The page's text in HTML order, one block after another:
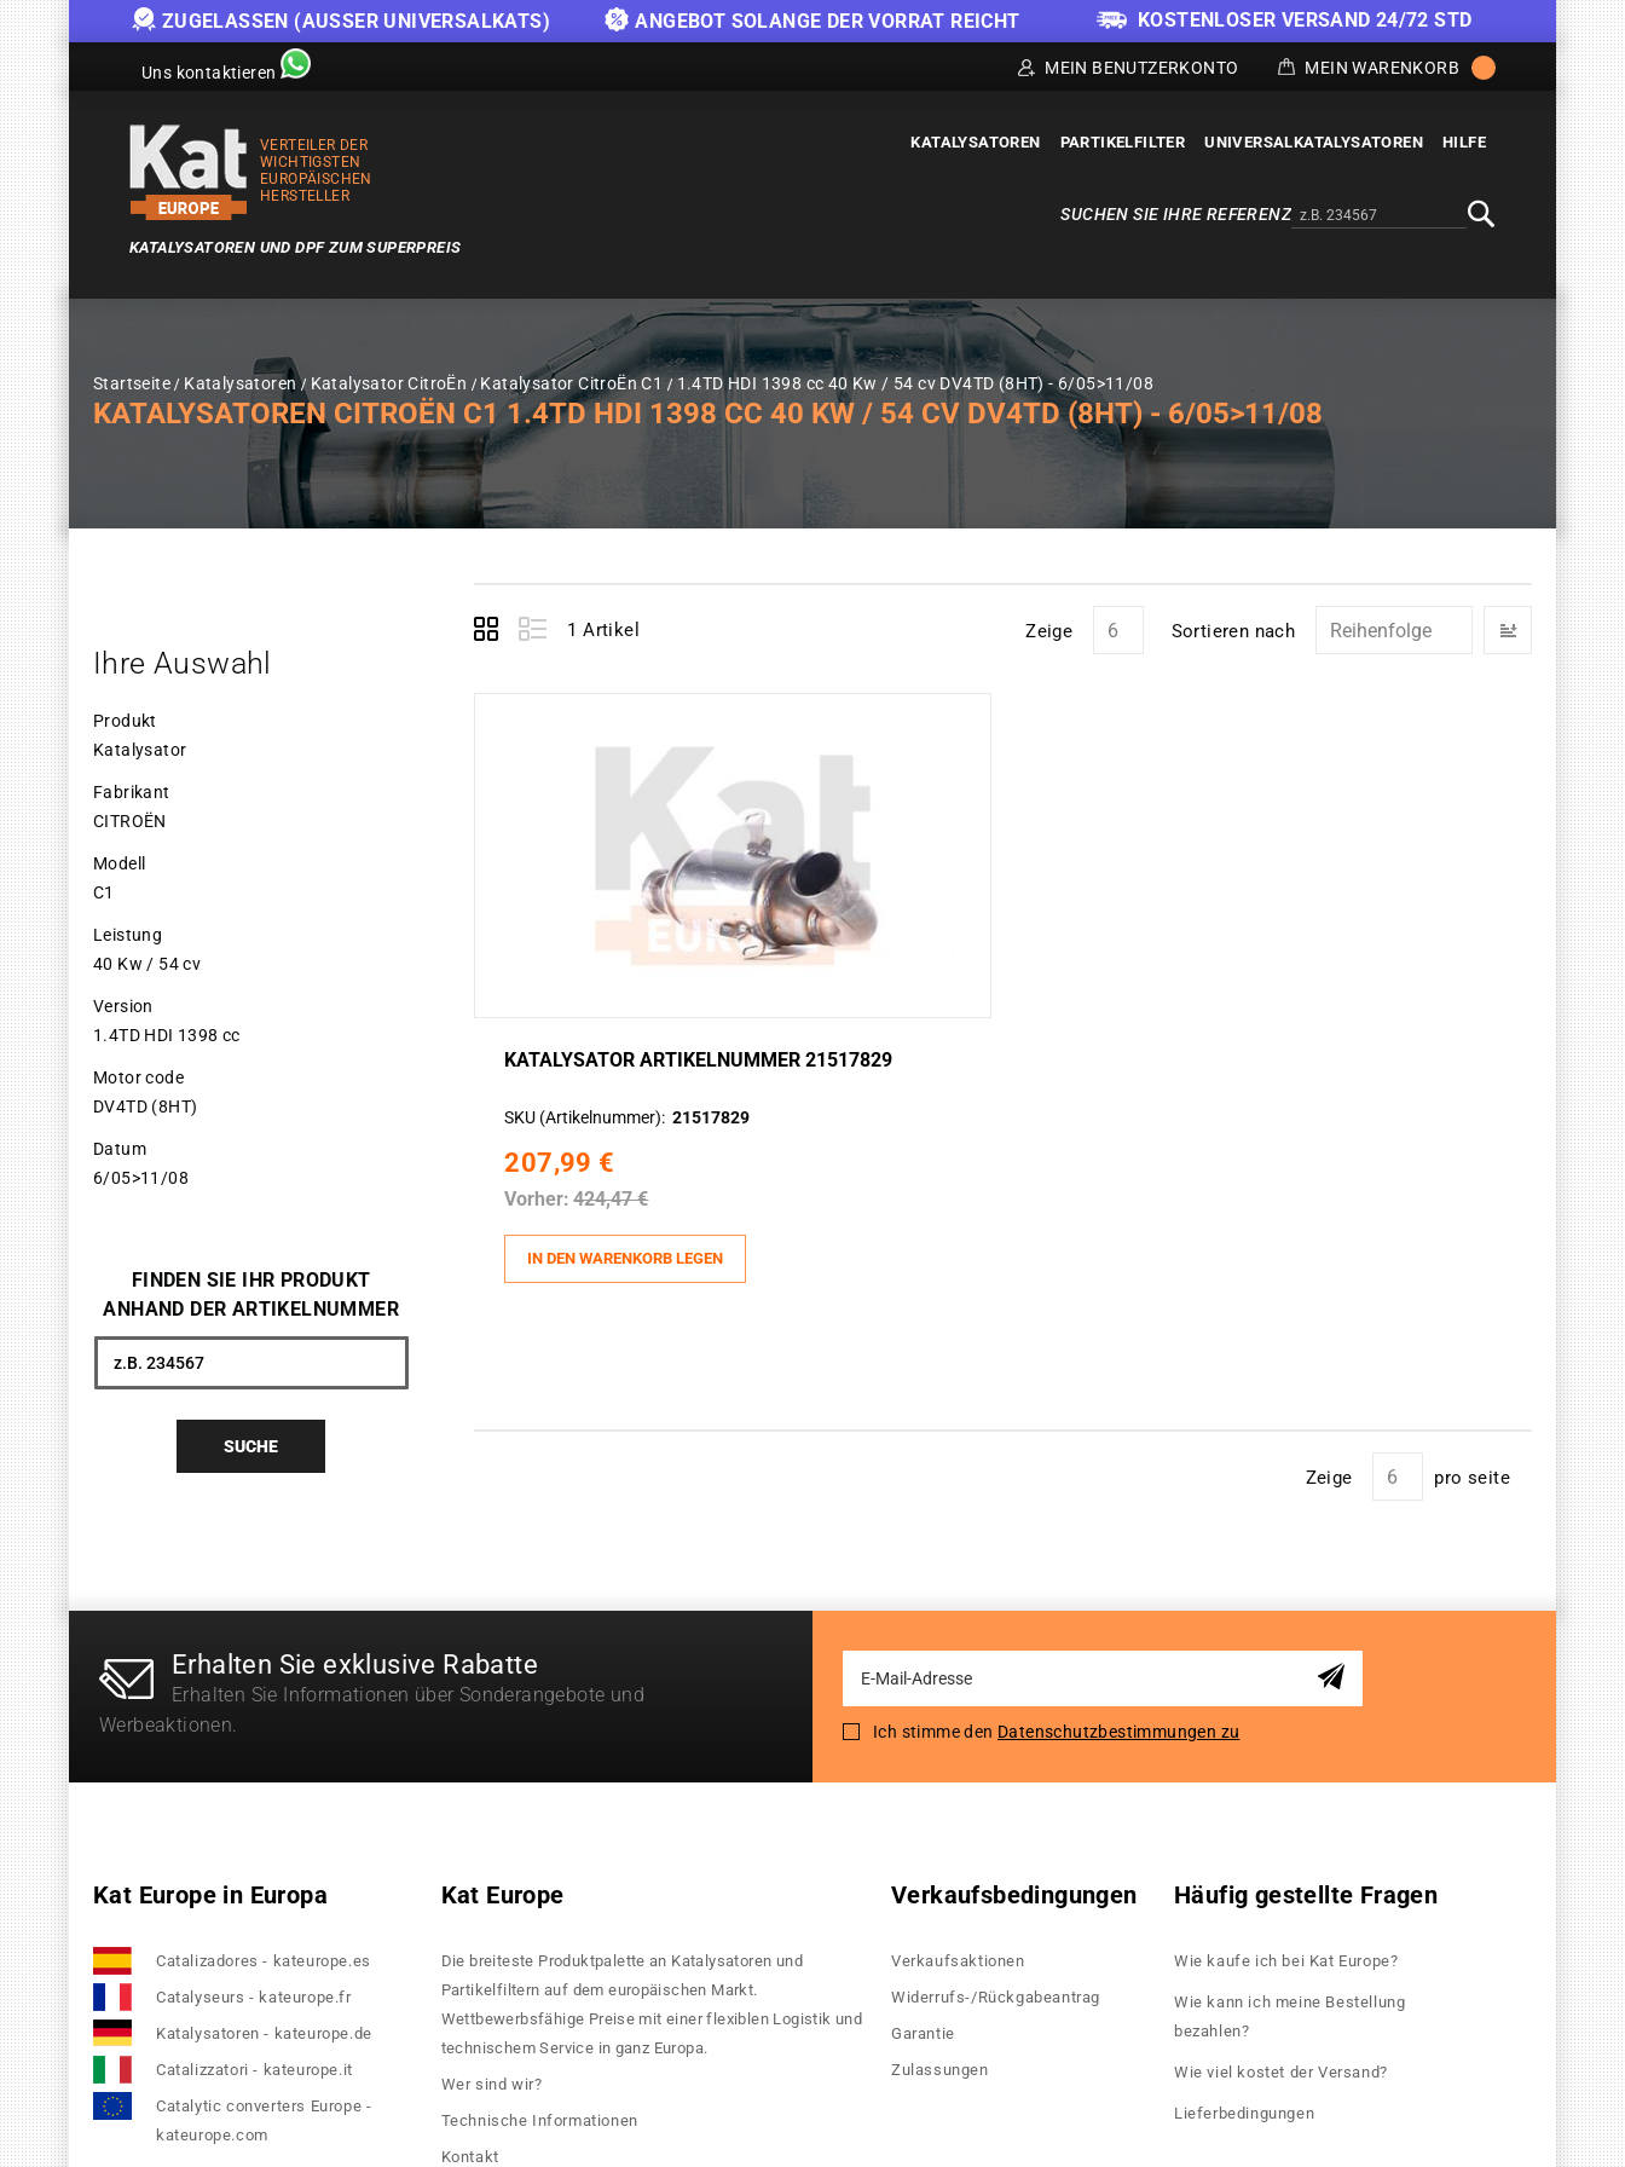
ZUGELASSEN (AUSSER UNIVERSALKATS) ANGEBOT SOLANGE DER VORRAT REICHT KOSTENLOSER VERSAND 24/72 STD
Uns kontaktieren MEIN BENUTZERKONTO MEIN WARENKORB
VERTEILER DER
WICHTIGSTEN
EUROPÄISCHEN
HERSTELLER
KATALYSATOREN UND DPF ZUM SUPERPREIS
KATALYSATOREN PARTIKELFILTER UNIVERSALKATALYSATOREN HILFE
Alternativa a Doofinder
SUCHEN SIE IHRE REFERENZ
Startseite Katalysatoren Katalysator CitroËn Katalysator CitroËn C1 1.4TD HDI 1398 cc 40 Kw / 54 cv DV4TD (8HT) - 6/05>11/08
KATALYSATOREN CITROËN C1 1.4TD HDI 1398 CC 40 KW / 54 CV DV4TD (8HT) - 6/05>11/08
View
Grid Einstellen
1 Artikel Zeige Sortieren nach
KATALYSATOR ARTIKELNUMMER 21517829
SKU (Artikelnummer) 21517829
207,99 €
Vorher: 424,47 €
IN DEN WARENKORB LEGEN
Zeige pro seite
Ihre Auswahl
Produkt
Katalysator
Fabrikant
CITROËN
Modell
C1
Leistung
40 Kw / 54 cv
Version
1.4TD HDI 1398 cc
Motor code
DV4TD (8HT)
Datum
6/05>11/08
FINDEN SIE IHR PRODUKT
ANHAND DER ARTIKELNUMMER
Suche
SUCHE
Erhalten Sie exklusive Rabatte
Erhalten Sie Informationen über Sonderangebote und
Werbeaktionen.
for
Newsletter:
Ich stimme den Datenschutzbestimmungen zu
Kat Europe in Europa
Catalizadores - kateurope.es
Catalyseurs - kateurope.fr
Katalysatoren - kateurope.de
Catalizzatori - kateurope.it
Catalytic converters Europe -
kateurope.com
Kat Europe
Die breiteste Produktpalette an Katalysatoren und
Partikelfiltern auf dem europäischen Markt.
Wettbewerbsfähige Preise mit einer flexiblen Logistik und
technischem Service in ganz Europa.
Wer sind wir?
Technische Informationen
Kontakt
Verkaufsbedingungen
Verkaufsaktionen
Widerrufs-/Rückgabeantrag
Garantie
Zulassungen
Häufig gestellte Fragen
Wie kaufe ich bei Kat Europe?
Wie kann ich meine Bestellung
bezahlen?
Wie viel kostet der Versand?
Lieferbedingungen